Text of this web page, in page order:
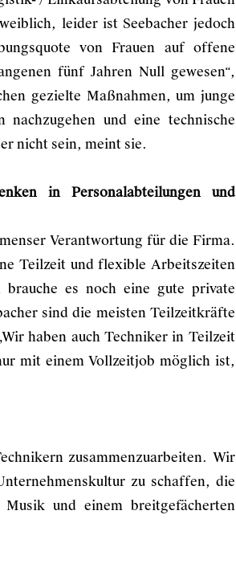
leider ist Seebacher jedoch
von Frauen auf offene
fünf Jahren Null gewesen“,
gezielte Maßnahmen, um junge
und eine technische
nicht sein, meint sie.
in Personalabteilungen und
Verantwortung für die Firma.
Teilzeit und flexible Arbeitszeiten
es noch eine gute private
sind die meisten Teilzeitkräfte
haben auch Techniker in Teilzeit
mit einem Vollzeitjob möglich ist,
zusammenzuarbeiten. Wir
zu schaffen, die
und einem breitgefächerten